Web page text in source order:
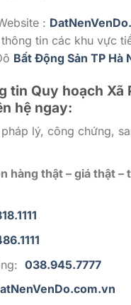
:
tin các khu vực
Bất Động Sản TP Hà
tin Quy hoạch Xã
hệ ngay:
lý, công chứng,
hàng thật – giá thật –
038.945.7777